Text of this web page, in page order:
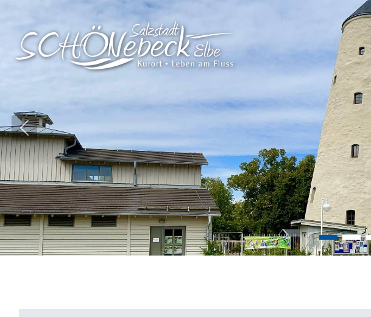
Vorheriges Bild